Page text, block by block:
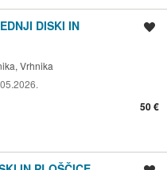
DISKI IN
Vrhnika
50 €